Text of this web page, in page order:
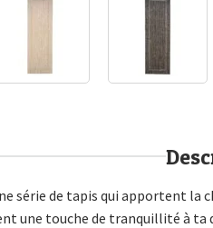
série de tapis qui apportent la
une touche de tranquillité à